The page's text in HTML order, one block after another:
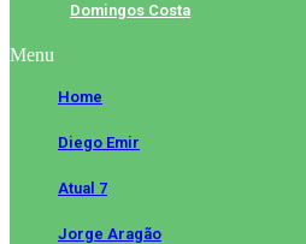
Domingos Costa
Menu
Home
Diego Emir
Atual 7
Jorge Aragão